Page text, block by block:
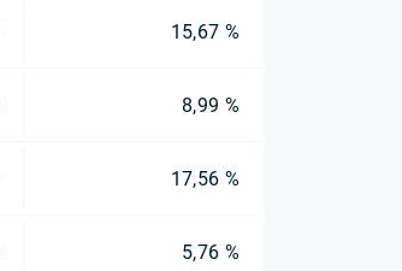
15,67 %
8,99 %
17,56 %
5,76 %